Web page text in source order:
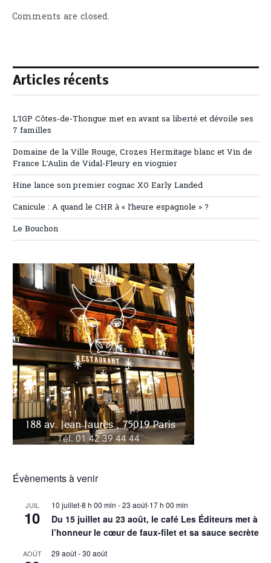
Comments are closed.
Articles récents
L’IGP Côtes-de-Thongue met en avant sa liberté et dévoile ses
7 familles
Domaine de la Ville Rouge, Crozes Hermitage blanc et Vin de
France L’Aulin de Vidal-Fleury en viognier
Hine lance son premier cognac XO Early Landed
Canicule : A quand le CHR à « l’heure espagnole » ?
Le Bouchon
Évènements à venir
JUIL
10
10 juillet-8 h 00 min -23 août-17 h 00 min
Du 15 juillet au 23 août, le café Les Éditeurs met à
l’honneur le cœur de faux-filet et sa sauce secrète
AOÛT 29 août-30 août